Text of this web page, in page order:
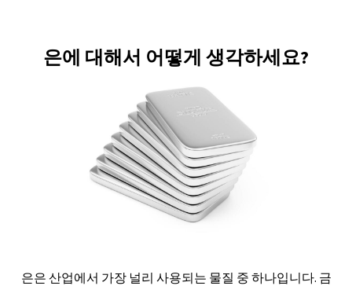
은에 대해서 어떻게 생각하세요?
은은 산업에서 가장 널리 사용되는 물질 중 하나입니다. 금